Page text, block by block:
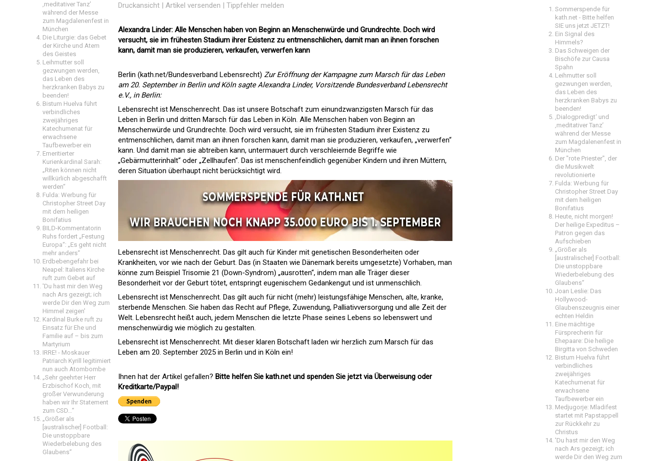
‚meditativer Tanz’
während der Messe
zum Magdalenenfest in
München
Die Liturgie: das Gebet
der Kirche und Atem
des Geistes
Leihmutter soll
gezwungen werden,
das Leben des
herzkranken Babys zu
beenden!
Bistum Huelva führt
verbindliches
zweijähriges
Katechumenat für
erwachsene
Taufbewerber ein
Emeritierter
Kurienkardinal Sarah:
„Riten können nicht
willkürlich abgeschafft
werden“
Fulda: Werbung für
Christopher Street Day
mit dem heiligen
Bonifatius
BILD-Kommentatorin
Ruhs fordert „Festung
Europa“: „Es geht nicht
mehr anders“
Erdbebengefahr bei
Neapel: Italiens Kirche
ruft zum Gebet auf
'Du hast mir den Weg
nach Ars gezeigt; ich
werde Dir den Weg zum
Himmel zeigen'
Kardinal Burke ruft zu
Einsatz für Ehe und
Familie auf – bis zum
Martyrium
IRRE! - Moskauer
Patriarch Kyrill legitimiert
nun auch Atombombe
„Sehr geehrter Herr
Erzbischof Koch, mit
großer Verwunderung
haben wir Ihr Statement
zum CSD…“
„Größer als
[australischer] Football:
Die unstoppbare
Wiederbelebung des
Glaubens“
Druckansicht | Artikel versenden | Tippfehler melden
Alexandra Linder: Alle Menschen haben von Beginn an Menschenwürde und Grundrechte. Doch wird
versucht, sie im frühesten Stadium ihrer Existenz zu entmenschlichen, damit man an ihnen forschen
kann, damit man sie produzieren, verkaufen, verwerfen kann
Berlin (kath.net/Bundesverband Lebensrecht) Zur Eröffnung der Kampagne zum Marsch für das Leben
am 20. September in Berlin und Köln sagte Alexandra Linder, Vorsitzende Bundesverband Lebensrecht
e.V., in Berlin:
Lebensrecht ist Menschenrecht. Das ist unsere Botschaft zum einundzwanzigsten Marsch für das
Leben in Berlin und dritten Marsch für das Leben in Köln. Alle Menschen haben von Beginn an
Menschenwürde und Grundrechte. Doch wird versucht, sie im frühesten Stadium ihrer Existenz zu
entmenschlichen, damit man an ihnen forschen kann, damit man sie produzieren, verkaufen, „verwerfen“
kann. Und damit man sie abtreiben kann, untermauert durch verschleiernde Begriffe wie
„Gebärmutterinhalt“ oder „Zellhaufen“. Das ist menschenfeindlich gegenüber Kindern und ihren Müttern,
deren Situation überhaupt nicht berücksichtigt wird.
Lebensrecht ist Menschenrecht. Das gilt auch für Kinder mit genetischen Besonderheiten oder
Krankheiten, vor wie nach der Geburt. Das (in Staaten wie Dänemark bereits umgesetzte) Vorhaben, man
könne zum Beispiel Trisomie 21 (Down-Syndrom) „ausrotten“, indem man alle Träger dieser
Besonderheit vor der Geburt tötet, entspringt eugenischem Gedankengut und ist unmenschlich.
Lebensrecht ist Menschenrecht. Das gilt auch für nicht (mehr) leistungsfähige Menschen, alte, kranke,
sterbende Menschen. Sie haben das Recht auf Pflege, Zuwendung, Palliativversorgung und alle Zeit der
Welt. Lebensrecht heißt auch, jedem Menschen die letzte Phase seines Lebens so lebenswert und
menschenwürdig wie möglich zu gestalten.
Lebensrecht ist Menschenrecht. Mit dieser klaren Botschaft laden wir herzlich zum Marsch für das
Leben am 20. September 2025 in Berlin und in Köln ein!
Ihnen hat der Artikel gefallen? Bitte helfen Sie kath.net und spenden Sie jetzt via Überweisung oder
Kreditkarte/Paypal!
Sommerspende für
kath.net - Bitte helfen
SIE uns jetzt JETZT!
Ein Signal des
Himmels?
Das Schweigen der
Bischöfe zur Causa
Spahn
Leihmutter soll
gezwungen werden,
das Leben des
herzkranken Babys zu
beenden!
‚Dialogpredigt‘ und
‚meditativer Tanz’
während der Messe
zum Magdalenenfest in
München
Der "rote Priester", der
die Musikwelt
revolutionierte
Fulda: Werbung für
Christopher Street Day
mit dem heiligen
Bonifatius
Heute, nicht morgen!
Der heilige Expeditus –
Patron gegen das
Aufschieben
„Größer als
[australischer] Football:
Die unstoppbare
Wiederbelebung des
Glaubens“
Joan Leslie: Das
Hollywood-
Glaubenszeugnis einer
echten Heldin
Eine mächtige
Fürsprecherin für
Ehepaare: Die heilige
Birgitta von Schweden
Bistum Huelva führt
verbindliches
zweijähriges
Katechumenat für
erwachsene
Taufbewerber ein
Medjugorje: Mladifest
startet mit Papstappell
zur Rückkehr zu
Christus
'Du hast mir den Weg
nach Ars gezeigt; ich
werde Dir den Weg zum